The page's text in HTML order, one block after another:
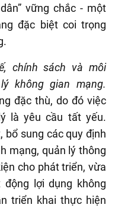
vững chắc - một
đặc biệt coi trọng
chính sách và môi
không gian mạng.
đặc thù, do đó việc
là yêu cầu tất yếu.
bổ sung các quy định
mạng, quản lý thông
cho phát triển, vừa
lợi dụng không
triển khai thực hiện